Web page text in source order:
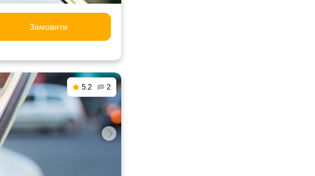
Замовити
5.2 2